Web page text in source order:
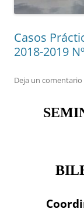
Casos
2018-2019
Deja un comentario